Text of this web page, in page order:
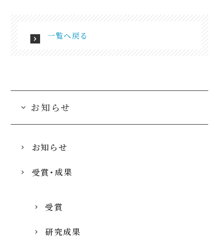
一覧へ戻る
お知らせ
お知らせ
受賞・成果
受賞
研究成果